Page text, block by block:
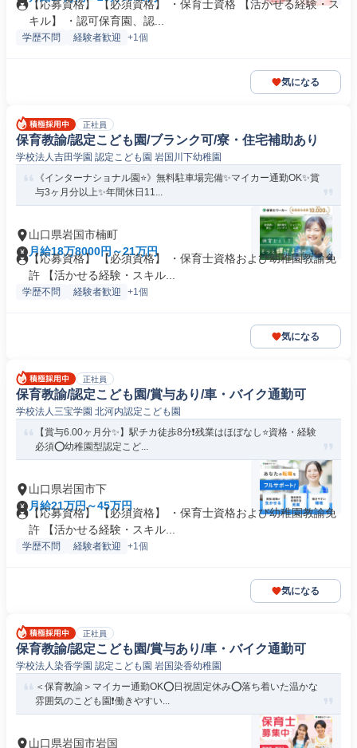
【応募資格】 【必須資格】 ・保育士資格 【活かせる経験・ス
キル】 ・認可保育園、認...
学歴不問 経験者歓迎 +1個
気になる
正社員
保育教諭/認定こども園/ブランク可/寮・住宅補助あり
学校法人吉田学園 認定こども園 岩国川下幼稚園
《インターナショナル園⭐》無料駐車場完備✨マイカー通勤OK✨賞
与3ヶ月分以上✨年間休日11...
山口県岩国市楠町
月給18万8000円～21万円
【応募資格】 【必須資格】 ・保育士資格および幼稚園教諭免
許 【活かせる経験・スキル...
学歴不問 経験者歓迎 +1個
気になる
正社員
保育教諭/認定こども園/賞与あり/車・バイク通勤可
学校法人三宝学園 北河内認定こども園
【賞与6.00ヶ月分✨】駅チカ徒歩8分❗️残業はほぼなし⭐資格・経験
必須⭕幼稚園型認定こど...
山口県岩国市下
月給21万円～45万円
【応募資格】 【必須資格】 ・保育士資格および幼稚園教諭免
許 【活かせる経験・スキル...
学歴不問 経験者歓迎 +1個
気になる
正社員
保育教諭/認定こども園/賞与あり/車・バイク通勤可
学校法人染香学園 認定こども園 岩国染香幼稚園
＜保育教諭＞マイカー通勤OK⭕日祝固定休み⭕落ち着いた温かな
雰囲気のこども園❗️働きやすい...
山口県岩国市岩国